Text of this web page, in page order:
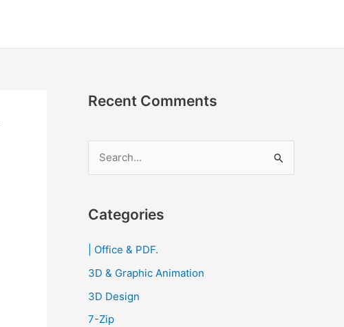
Recent Comments
r
h
f
o
r
Categories
| Office & PDF.
3D & Graphic Animation
3D Design
7-Zip